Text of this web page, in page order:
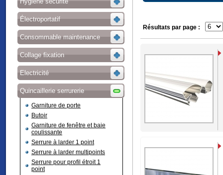
Électroportatif
Consommable maintenance
Collage fixation
Electricité
Quincaillerie serrurerie
Garniture de porte
Butoir
Garniture de fenêtre et baie
coulissante
Serrure à larder 1 point
Serrure à larder multipoints
Serrure pour profil étroit 1
point
Résultats par page :